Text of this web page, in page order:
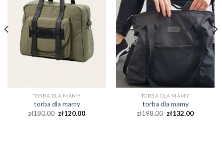
TORBA DLA MAMY
torba dla mamy
zł180.00 zł120.00
TORBA DLA MAMY
torba dla mamy
zł198.00 zł132.00